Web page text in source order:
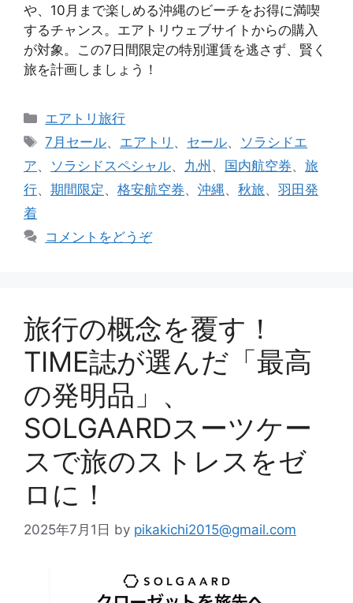
や、10月まで楽しめる沖縄のビーチをお得に満喫
するチャンス。エアトリウェブサイトからの購入
が対象。この7日間限定の特別運賃を逃さず、賢く
旅を計画しましょう！
カ
テ
リ
ー
エアトリ旅行
タ
グ
7月セール、 エアトリ 、 セール、 ソラシドエ
ア、 ソラシドスペシャル、 九州 、 国内航空券、 旅
行、 期間限定 、 格安航空券、 沖縄、 秋旅、 羽田発
着
コメントをどうぞ
旅行の概念を覆す！
TIME誌が選んだ「最高
の発明品」、
SOLGAARDスーツケー
スで旅のストレスをゼ
ロに！
2025年7月1日 by pikakichi2015@gmail.com